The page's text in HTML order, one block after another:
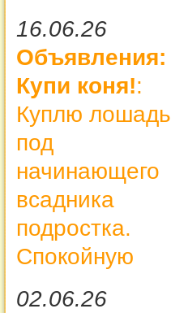
16.06.26
Объявления:
Купи коня!:
Куплю лошадь
под
начинающего
всадника
подростка.
Спокойную
02.06.26